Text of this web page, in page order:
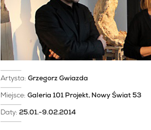
Artysta: Grzegorz Gwiazda
Miejsce: Galeria 101 Projekt, Nowy Świat 53
Daty: 25.01.-9.02.2014